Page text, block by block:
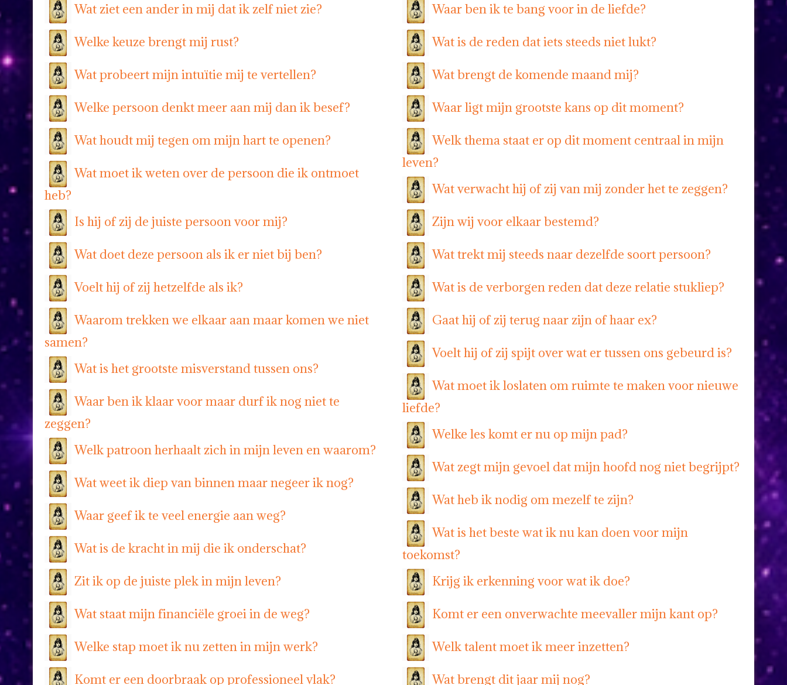
Wat ziet een ander in mij dat ik zelf niet zie?
Welke keuze brengt mij rust?
Wat probeert mijn intuïtie mij te vertellen?
Welke persoon denkt meer aan mij dan ik besef?
Wat houdt mij tegen om mijn hart te openen?
Wat moet ik weten over de persoon die ik ontmoet
heb?
Is hij of zij de juiste persoon voor mij?
Wat doet deze persoon als ik er niet bij ben?
Voelt hij of zij hetzelfde als ik?
Waarom trekken we elkaar aan maar komen we niet
samen?
Wat is het grootste misverstand tussen ons?
Waar ben ik klaar voor maar durf ik nog niet te
zeggen?
Welk patroon herhaalt zich in mijn leven en waarom?
Wat weet ik diep van binnen maar negeer ik nog?
Waar geef ik te veel energie aan weg?
Wat is de kracht in mij die ik onderschat?
Zit ik op de juiste plek in mijn leven?
Wat staat mijn financiële groei in de weg?
Welke stap moet ik nu zetten in mijn werk?
Komt er een doorbraak op professioneel vlak?
Waar ben ik te bang voor in de liefde?
Wat is de reden dat iets steeds niet lukt?
Wat brengt de komende maand mij?
Waar ligt mijn grootste kans op dit moment?
Welk thema staat er op dit moment centraal in mijn
leven?
Wat verwacht hij of zij van mij zonder het te zeggen?
Zijn wij voor elkaar bestemd?
Wat trekt mij steeds naar dezelfde soort persoon?
Wat is de verborgen reden dat deze relatie stukliep?
Gaat hij of zij terug naar zijn of haar ex?
Voelt hij of zij spijt over wat er tussen ons gebeurd is?
Wat moet ik loslaten om ruimte te maken voor nieuwe
liefde?
Welke les komt er nu op mijn pad?
Wat zegt mijn gevoel dat mijn hoofd nog niet begrijpt?
Wat heb ik nodig om mezelf te zijn?
Wat is het beste wat ik nu kan doen voor mijn
toekomst?
Krijg ik erkenning voor wat ik doe?
Komt er een onverwachte meevaller mijn kant op?
Welk talent moet ik meer inzetten?
Wat brengt dit jaar mij nog?